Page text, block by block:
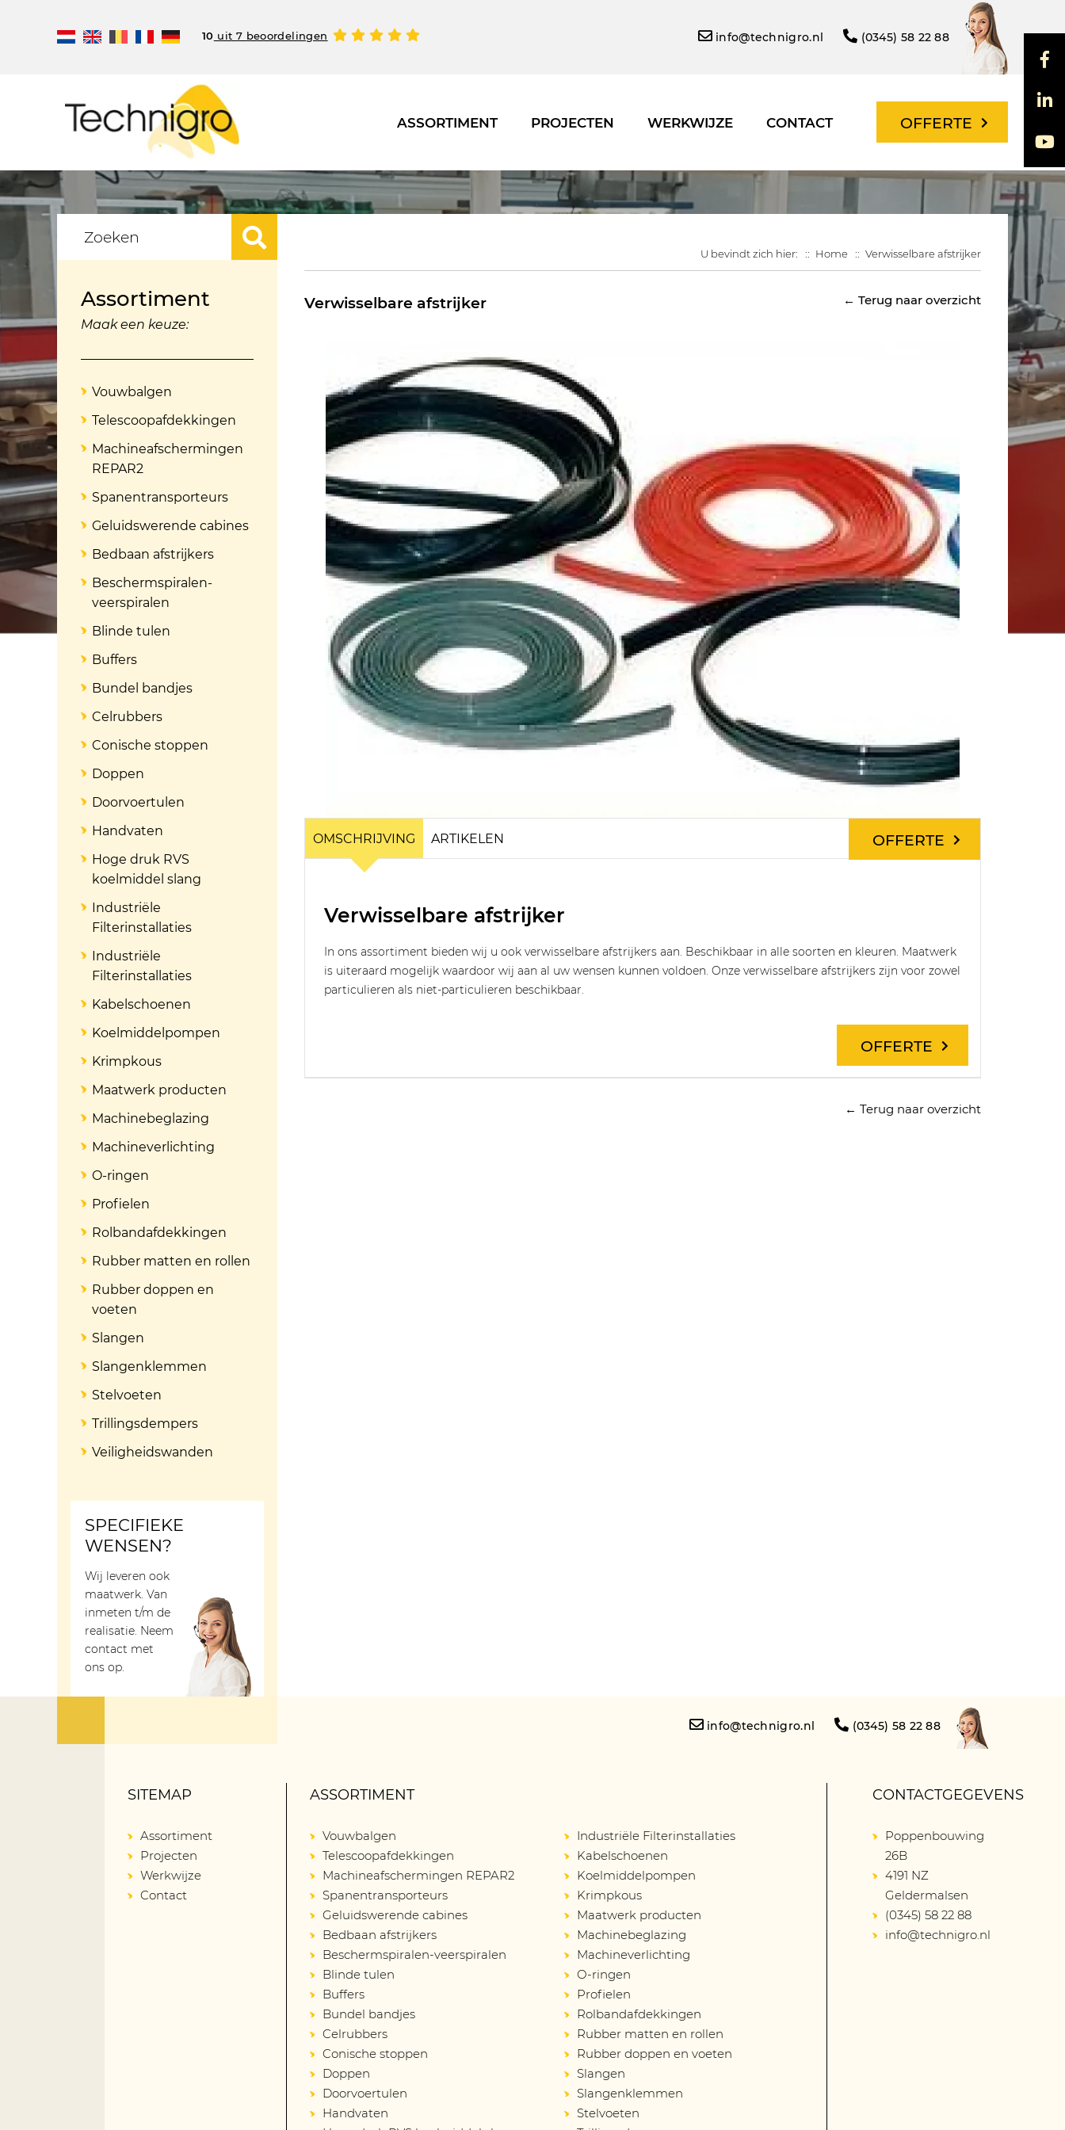
10 uit 7 beoordelingen info@technigro.nl (0345) 58 22 88
ASSORTIMENT PROJECTEN WERKWIJZE CONTACT OFFERTE
U bevindt zich hier: Home Verwisselbare afstrijker
Verwisselbare afstrijker ← Terug naar overzicht
OMSCHRIJVING ARTIKELEN OFFERTE
OFFERTE
Verwisselbare afstrijker
In ons assortiment bieden wij u ook verwisselbare afstrijkers aan. Beschikbaar in alle soorten en kleuren. Maatwerk
is uiteraard mogelijk waardoor wij aan al uw wensen kunnen voldoen. Onze verwisselbare afstrijkers zijn voor zowel
particulieren als niet-particulieren beschikbaar.
← Terug naar overzicht
Assortiment
Maak een keuze:
Vouwbalgen
Telescoopafdekkingen
Machineafschermingen
REPAR2
Spanentransporteurs
Geluidswerende cabines
Bedbaan afstrijkers
Beschermspiralen-
veerspiralen
Blinde tulen
Buffers
Bundel bandjes
Celrubbers
Conische stoppen
Doppen
Doorvoertulen
Handvaten
Hoge druk RVS
koelmiddel slang
Industriële
Filterinstallaties
Industriële
Filterinstallaties
Kabelschoenen
Koelmiddelpompen
Krimpkous
Maatwerk producten
Machinebeglazing
Machineverlichting
O-ringen
Profielen
Rolbandafdekkingen
Rubber matten en rollen
Rubber doppen en
voeten
Slangen
Slangenklemmen
Stelvoeten
Trillingsdempers
Veiligheidswanden
SPECIFIEKE
WENSEN?
Wij leveren ook
maatwerk. Van
inmeten t/m de
realisatie. Neem
contact met
ons op.
info@technigro.nl (0345) 58 22 88
SITEMAP
Assortiment
Projecten
Werkwijze
Contact
ASSORTIMENT
Vouwbalgen
Telescoopafdekkingen
Machineafschermingen REPAR2
Spanentransporteurs
Geluidswerende cabines
Bedbaan afstrijkers
Beschermspiralen-veerspiralen
Blinde tulen
Buffers
Bundel bandjes
Celrubbers
Conische stoppen
Doppen
Doorvoertulen
Handvaten
Industriële Filterinstallaties
Kabelschoenen
Koelmiddelpompen
Krimpkous
Maatwerk producten
Machinebeglazing
Machineverlichting
O-ringen
Profielen
Rolbandafdekkingen
Rubber matten en rollen
Rubber doppen en voeten
Slangen
Slangenklemmen
Stelvoeten
CONTACTGEGEVENS
Poppenbouwing
26B
4191 NZ
Geldermalsen
(0345) 58 22 88
info@technigro.nl